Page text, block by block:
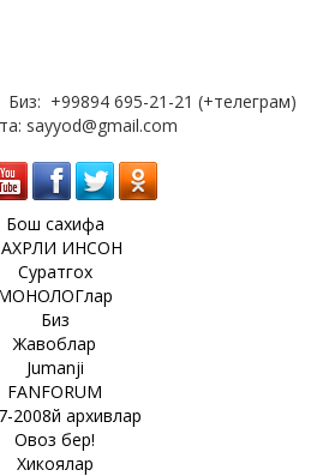
Биз: +99894 695-21-21 (+телеграм)
sayyod@gmail.com
Бош сахифа
ИНСОН
Суратгох
Биз
Жавоблар
Jumanji
FANFORUM
2008й архивлар
Овоз бер!
Хикоялар